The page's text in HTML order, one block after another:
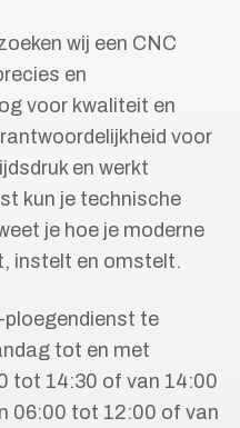
wij een CNC
en
voor kwaliteit en
voor
en werkt
kun je technische
je hoe je moderne
instelt en omstelt.
ploegendienst te
tot en met
tot 14:30 of van 14:00
06:00 tot 12:00 of van